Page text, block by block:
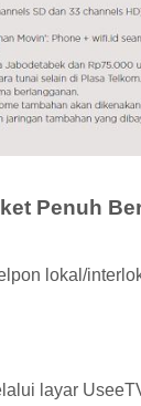
Penuh
lokal/
layar